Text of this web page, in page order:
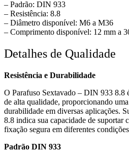
– Padrão: DIN 933
– Resistência: 8.8
– Diâmetro disponível: M6 a M36
– Comprimento disponível: 12 mm a
Detalhes de Qualidade
Resistência e Durabilidade
O Parafuso Sextavado – DIN 933 8.8
de alta qualidade, proporcionando
durabilidade em diversas aplicações.
8.8 indica sua capacidade de suportar
fixação segura em diferentes
Padrão DIN 933